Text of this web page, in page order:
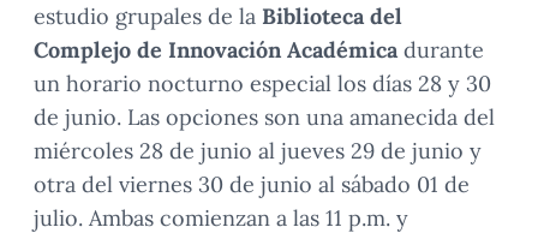
estudio grupales de la Biblioteca del
Complejo de Innovación Académicadurante
un horario nocturno especial los días 28 y 30
de junio. Las opciones son una amanecida del
miércoles 28 de junio al jueves 29 de junio y
otra del viernes 30 de junio al sábado 01 de
julio. Ambas comienzan a las 11 p.m. y